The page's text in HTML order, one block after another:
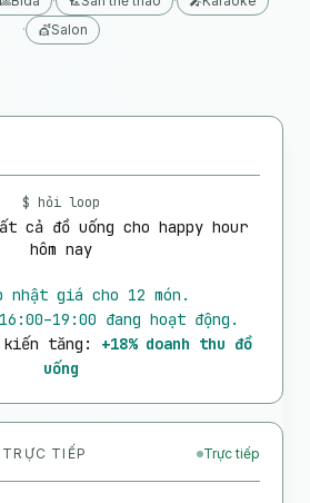
·
💇Salon
$ hỏi loop
cả đồ uống cho happy hour
hôm nay
nhật giá cho 12 món.
đang hoạt động.
kiến tăng:
+18% doanh thu đồ
uống
TIẾP Trực tiếp